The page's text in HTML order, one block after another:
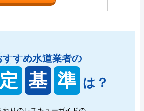
すすめ水道業者の
定 基 準 は？